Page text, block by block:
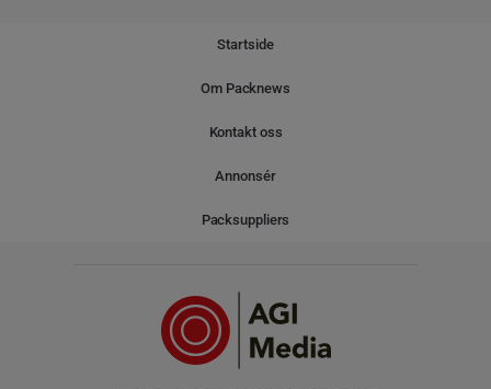
Startside
Om Packnews
Kontakt oss
Annonsér
Packsuppliers